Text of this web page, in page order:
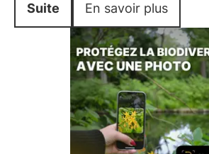
Suite En savoir plus